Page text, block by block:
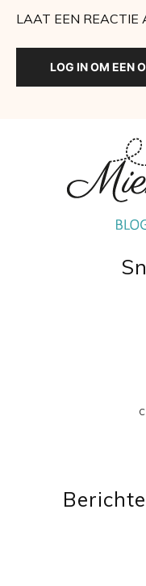
LAAT EEN REACTIE
LOG IN OM EEN